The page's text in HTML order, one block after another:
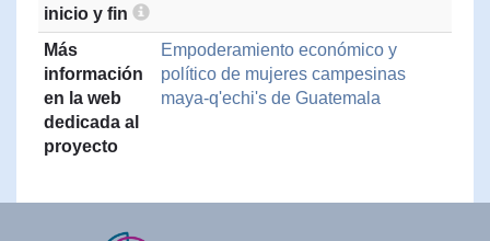
inicio y fin
Más
información
en la web
dedicada al
proyecto
Empoderamiento económico y
político de mujeres campesinas
maya-q'echi's de Guatemala